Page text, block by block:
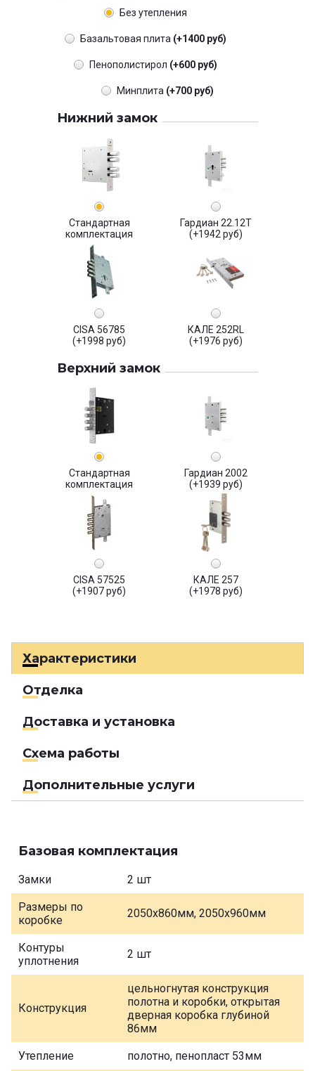
Без утепления
Базальтовая плита (+1400 руб)
Пенополистирол (+600 руб)
Минплита (+700 руб)
Нижний замок
Стандартная
комплектация
Гардиан 22.12Т
(+1942 руб)
CISA 56785
(+1998 руб)
КАЛЕ 252RL
(+1976 руб)
Верхний замок
Стандартная
комплектация
Гардиан 2002
(+1939 руб)
CISA 57525
(+1907 руб)
КАЛЕ 257
(+1978 руб)
Характеристики
Отделка
Доставка и установка
Схема работы
Дополнительные услуги
Базовая комплектация
Замки 2 шт
Размеры по
коробке
2050х860мм, 2050х960мм
Контуры
уплотнения
2 шт
Конструкция
цельногнутая конструкция
полотна и коробки, открытая
дверная коробка глубиной
86мм
Утепление полотно, пенопласт 53мм